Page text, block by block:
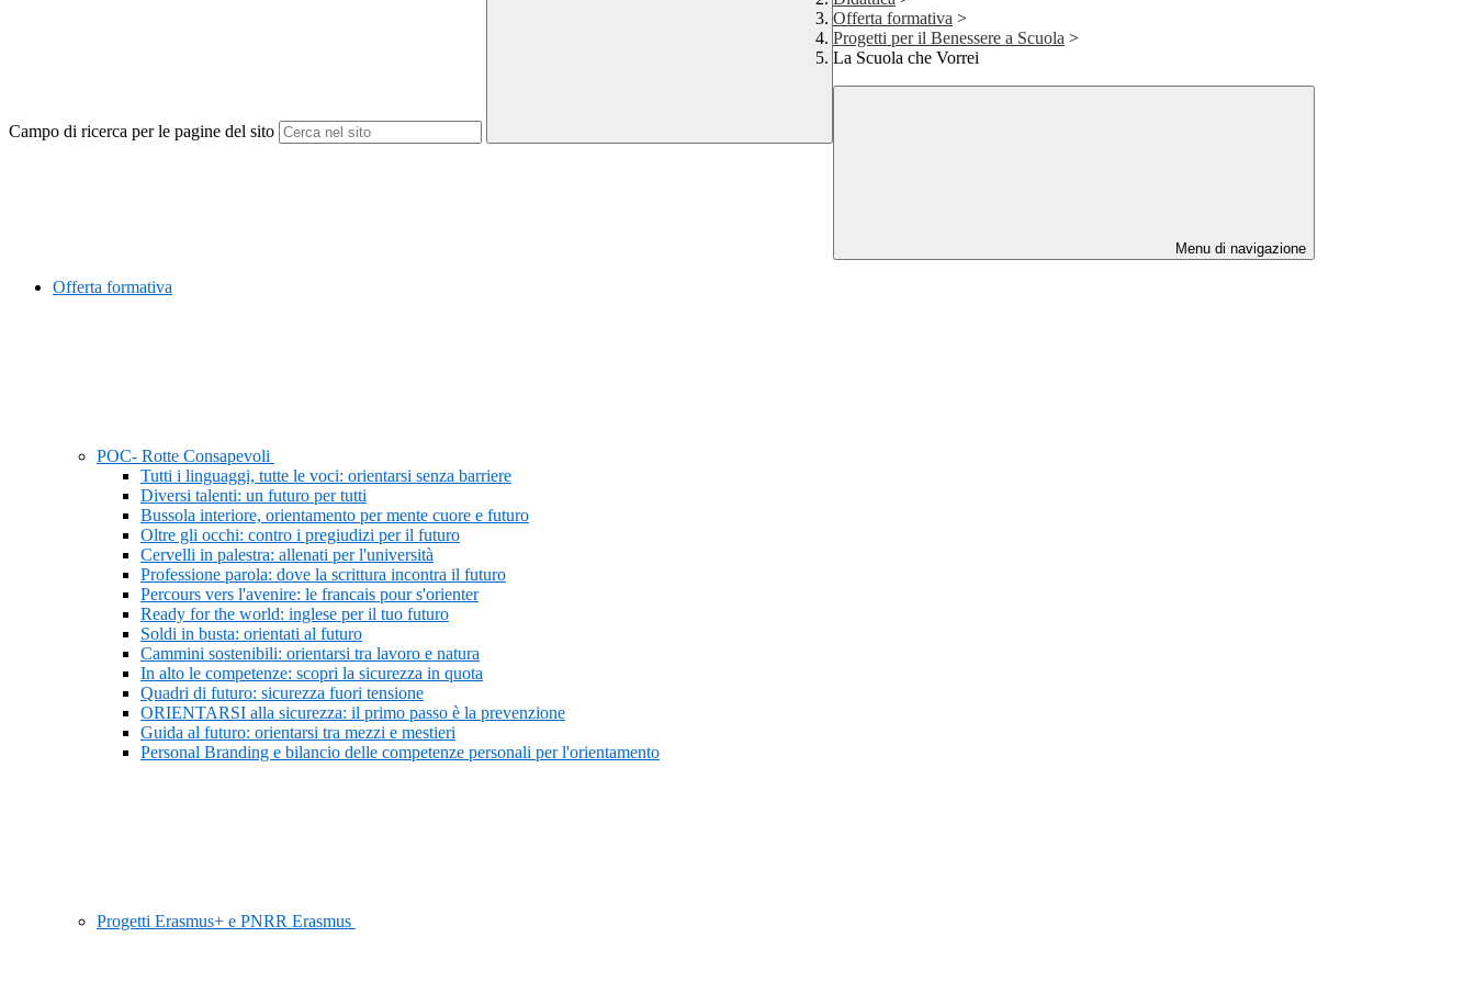
Campo di ricerca per le pagine del sito
Offerta formativa >
Progetti per il Benessere a Scuola >
La Scuola che Vorrei
Menu di navigazione
Offerta formativa
POC- Rotte Consapevoli
Tutti i linguaggi, tutte le voci: orientarsi senza barriere
Diversi talenti: un futuro per tutti
Bussola interiore, orientamento per mente cuore e futuro
Oltre gli occhi: contro i pregiudizi per il futuro
Cervelli in palestra: allenati per l'università
Professione parola: dove la scrittura incontra il futuro
Percours vers l'avenire: le francais pour s'orienter
Ready for the world: inglese per il tuo futuro
Soldi in busta: orientati al futuro
Cammini sostenibili: orientarsi tra lavoro e natura
In alto le competenze: scopri la sicurezza in quota
Quadri di futuro: sicurezza fuori tensione
ORIENTARSI alla sicurezza: il primo passo è la prevenzione
Guida al futuro: orientarsi tra mezzi e mestieri
Personal Branding e bilancio delle competenze personali per l'orientamento
Progetti Erasmus+ e PNRR Erasmus